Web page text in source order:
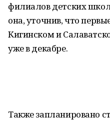
филиалов детских школ
она, уточнив, что
Кигинском и
уже в декабре.
Также запланировано